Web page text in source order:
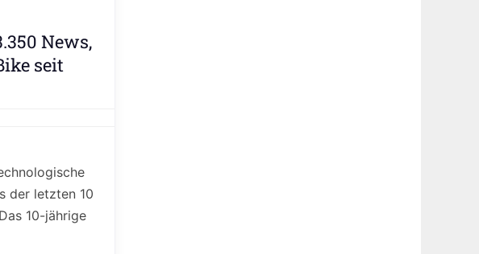
News,
seit
der letzten 10
10-jährige